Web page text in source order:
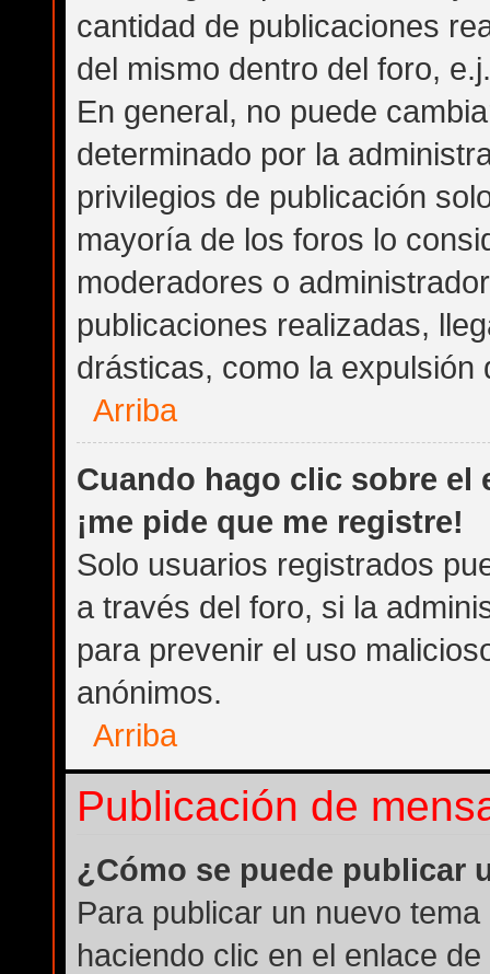
cantidad de publicaciones
del mismo dentro del foro,
En general, no puede
determinado por la
privilegios de publicación
mayoría de los foros lo
moderadores o
publicaciones realizadas,
drásticas, como la expulsión
Arriba
Cuando hago clic sobre el
¡me pide que me registre!
Solo usuarios registrados
a través del foro, si la
para prevenir el uso
anónimos.
Arriba
Publicación de
¿Cómo se puede publicar
Para publicar un nuevo
haciendo clic en el enlace